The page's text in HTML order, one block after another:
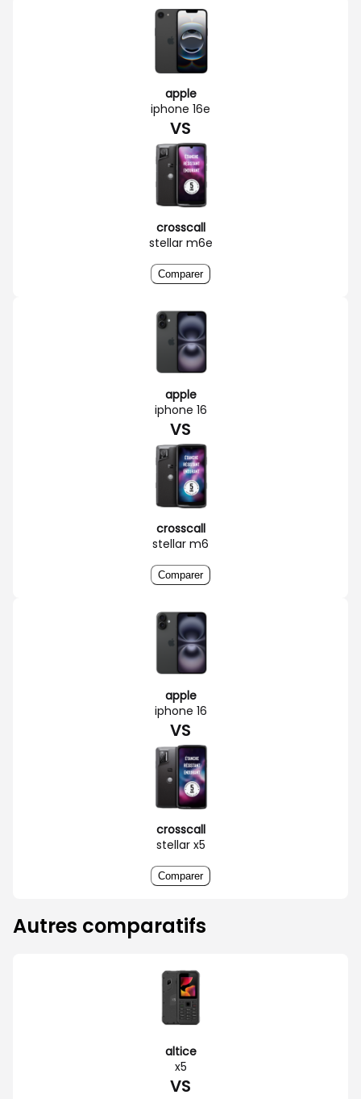
apple
iphone 16e
VS
crosscall
stellar m6e
Comparer
apple
iphone 16
VS
crosscall
stellar m6
Comparer
apple
iphone 16
VS
crosscall
stellar x5
Comparer
Autres comparatifs
altice
x5
VS